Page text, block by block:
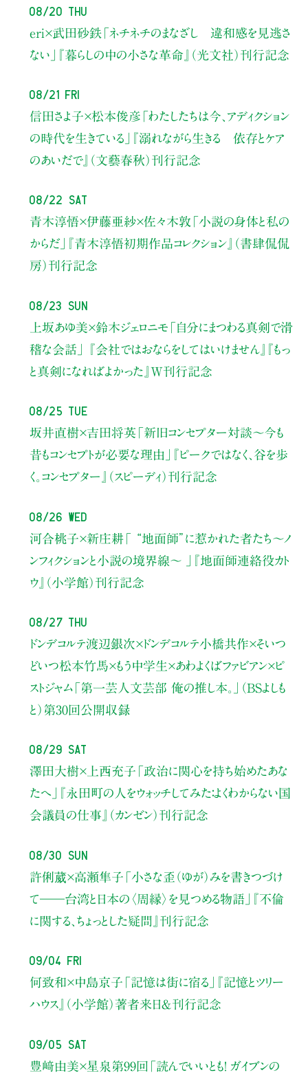
08/20 Thu
eri×武田砂鉄「ネチネチのまなざし 違和感を見逃さ
ない」
『暮らしの中の小さな革命』（光文社）刊行記念
08/21 Fri
信田さよ子×松本俊彦 「わたしたちは今、アディクション
の時代を生きている」
『溺れながら生きる 依存とケア
のあいだで』（文藝春秋）刊行記念
08/22 Sat
青木淳悟×伊藤亜紗×佐々木敦 「小説の身体と私の
からだ」
『青木淳悟初期作品コレクション』（書肆侃侃
房）刊行記念
08/23 Sun
上坂あゆ美×鈴木ジェロニモ 「自分にまつわる真剣で滑
稽な会話」
『会社ではおならをしてはいけません』『もっ
と真剣になればよかった』W刊行記念
08/25 Tue
坂井直樹×吉田将英「新旧コンセプター対談～今も
昔もコンセプトが必要な理由」
『ピークではなく、谷を歩
く。コンセプター』（スピーディ）刊行記念
08/26 Wed
河合桃子×新庄耕「 “地面師”に惹かれた者たち〜ノ
ンフィクションと小説の境界線〜 」
『地面師連絡役カト
ウ』（小学館）刊行記念
08/27 Thu
ドンデコルテ渡辺銀次×ドンデコルテ小橋共作×そいつ
どいつ松本竹馬×もう中学生×あわよくばファビアン×ピ
ストジャム「第一芸人文芸部 俺の推し本。」（BSよしも
と） 第30回公開収録
08/29 Sat
澤田大樹×上西充子 「政治に関心を持ち始めたあな
たへ」
『永田町の人をウォッチしてみた：よくわからない国
会議員の仕事』（カンゼン）刊行記念
08/30 Sun
許俐葳×高瀬隼子 「小さな歪（ゆが）みを書きつづけ
て――台湾と日本の〈周縁〉を見つめる物語」
『不倫
に関する、ちょっとした疑問』刊行記念
09/04 Fri
何致和×中島京子 「記憶は街に宿る」
『記憶とツリー
ハウス』（小学館）著者来日＆刊行記念
09/05 Sat
豊﨑由美×星泉 第99回「読んでいいとも！ ガイブンの